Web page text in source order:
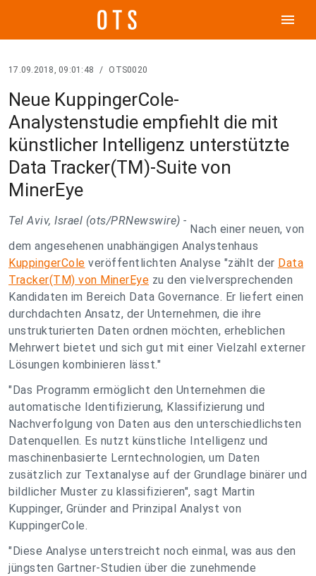
menu
17.09.2018, 09:01:48 / OTS0020
Neue KuppingerCole-
Analystenstudie empfiehlt die mit
künstlicher Intelligenz unterstützte
Data Tracker(TM)-Suite von
MinerEye
Tel Aviv, Israel (ots/PRNewswire) -
Nach einer neuen, von
dem angesehenen unabhängigen Analystenhaus
KuppingerCole veröffentlichten Analyse "zählt der Data
Tracker(TM) von MinerEye zu den vielversprechenden
Kandidaten im Bereich Data Governance. Er liefert einen
durchdachten Ansatz, der Unternehmen, die ihre
unstrukturierten Daten ordnen möchten, erheblichen
Mehrwert bietet und sich gut mit einer Vielzahl externer
Lösungen kombinieren lässt."
"Das Programm ermöglicht den Unternehmen die
automatische Identifizierung, Klassifizierung und
Nachverfolgung von Daten aus den unterschiedlichsten
Datenquellen. Es nutzt künstliche Intelligenz und
maschinenbasierte Lerntechnologien, um Daten
zusätzlich zur Textanalyse auf der Grundlage binärer und
bildlicher Muster zu klassifizieren", sagt Martin
Kuppinger, Gründer and Prinzipal Analyst von
KuppingerCole.
"Diese Analyse unterstreicht noch einmal, was aus den
jüngsten Gartner-Studien über die zunehmende